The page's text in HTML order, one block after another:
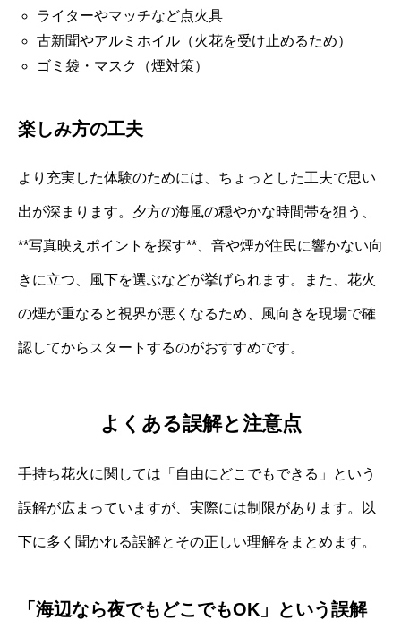
ライターやマッチなど点火具
古新聞やアルミホイル（火花を受け止めるため）
ゴミ袋・マスク（煙対策）
楽しみ方の工夫
より充実した体験のためには、ちょっとした工夫で思い
出が深まります。夕方の海風の穏やかな時間帯を狙う、
**写真映えポイントを探す**、音や煙が住民に響かない向
きに立つ、風下を選ぶなどが挙げられます。また、花火
の煙が重なると視界が悪くなるため、風向きを現場で確
認してからスタートするのがおすすめです。
よくある誤解と注意点
手持ち花火に関しては「自由にどこでもできる」という
誤解が広まっていますが、実際には制限があります。以
下に多く聞かれる誤解とその正しい理解をまとめます。
「海辺なら夜でもどこでもOK」という誤解